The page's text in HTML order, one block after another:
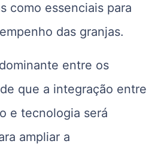
como essenciais para
das granjas.
entre os
que a integração entre
e tecnologia será
ampliar a